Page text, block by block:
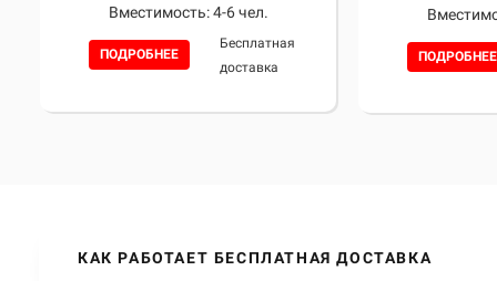
Вместимость: 4-6 чел.
ПОДРОБНЕЕ
Бесплатная
доставка
ПОДРОБНЕЕ
КАК РАБОТАЕТ БЕСПЛАТНАЯ ДОСТАВКА